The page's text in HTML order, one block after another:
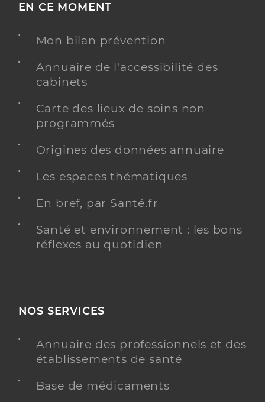
EN CE MOMENT
Mon bilan prévention
Annuaire de l'accessibilité des
cabinets
Carte des lieux de soins non
programmés
Origines des données annuaire
Les espaces thématiques
En bref, par Santé.fr
Santé et environnement : les bons
réflexes au quotidien
NOS SERVICES
Annuaire des professionnels et des
établissements de santé
Base de médicaments